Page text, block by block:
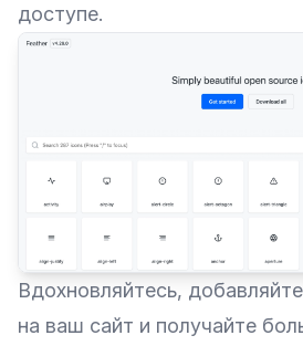
доступе.
Вдохновляйтесь,
на ваш сайт и получайте